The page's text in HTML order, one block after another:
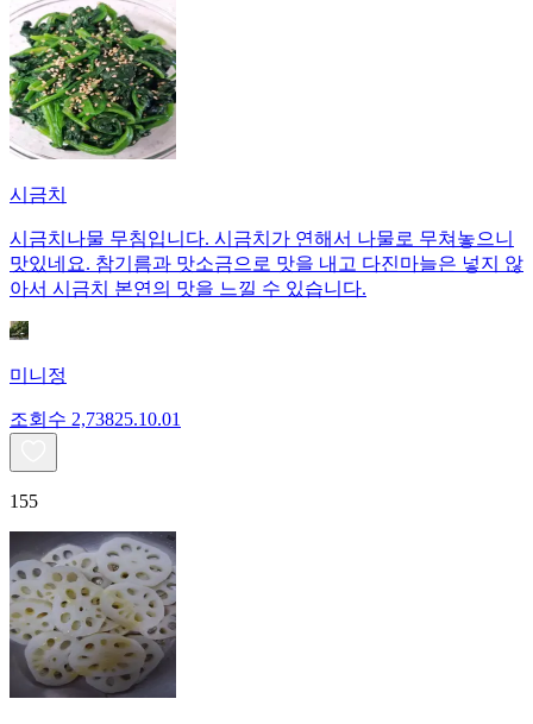
시금치
시금치나물 무침입니다. 시금치가 연해서 나물로 무쳐놓으니
맛있네요. 참기름과 맛소금으로 맛을 내고 다진마늘은 넣지 않
아서 시금치 본연의 맛을 느낄 수 있습니다.
미니정
조회수 2,73825.10.01
155